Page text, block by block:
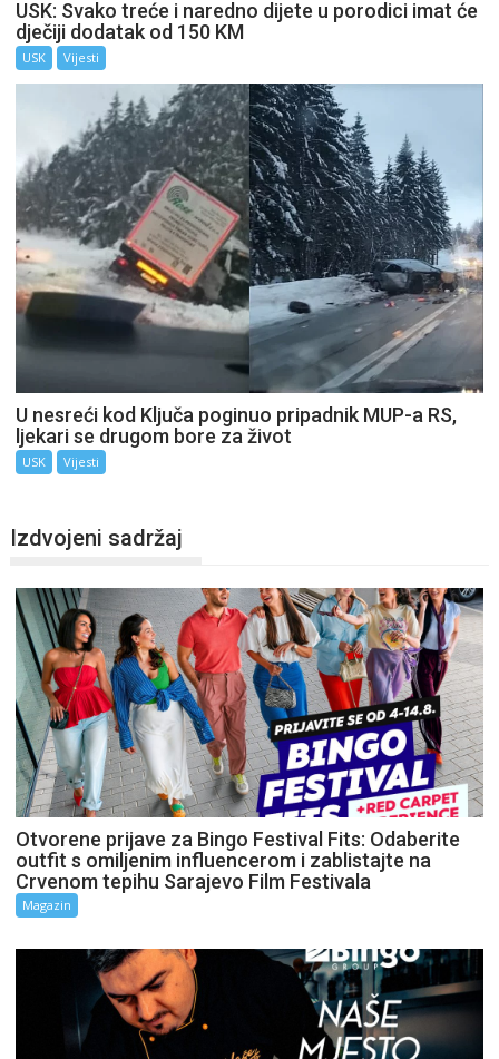
USK: Svako treće i naredno dijete u porodici imat će
dječiji dodatak od 150 KM
USK Vijesti
U nesreći kod Ključa poginuo pripadnik MUP-a RS,
ljekari se drugom bore za život
USK Vijesti
Izdvojeni sadržaj
Otvorene prijave za Bingo Festival Fits: Odaberite
outfit s omiljenim influencerom i zablistajte na
Crvenom tepihu Sarajevo Film Festivala
Magazin